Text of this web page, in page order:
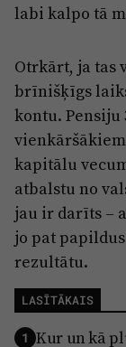
labi kalpo tā
Otrkārt, ja tas
brīnišķīgs
kontu.
kapitālu
atbalstu no
jau ir darīts –
jo pat
rezultātu.
LASĪTĀKAIS
1 Kur un kā